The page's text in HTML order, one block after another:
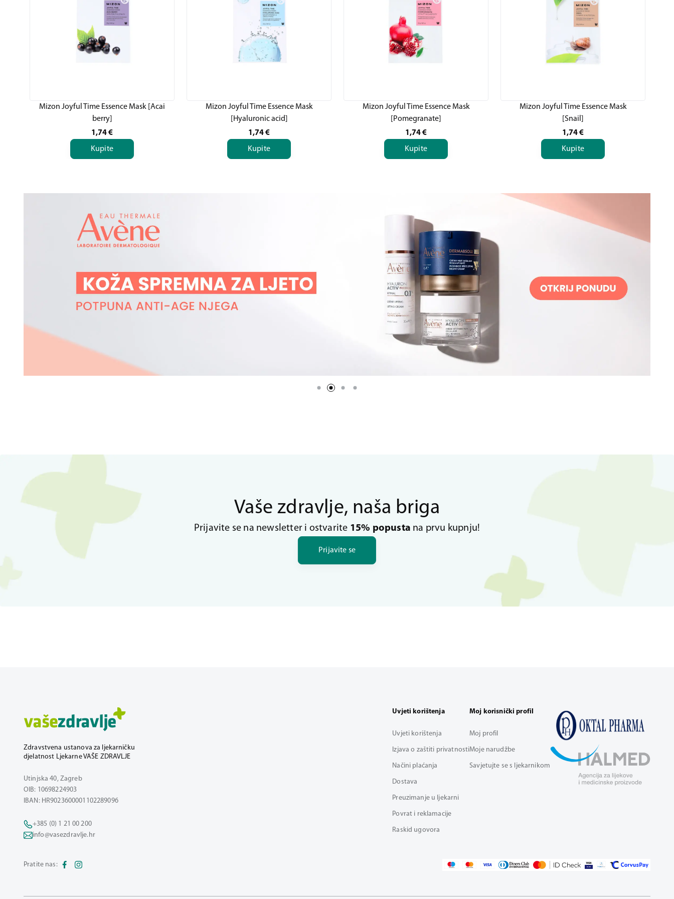
Mizon Joyful Time Essence Mask [Acai
berry]
1,74€
Kupite
Mizon Joyful Time Essence Mask
[Hyaluronic acid]
1,74€
Kupite
Mizon Joyful Time Essence Mask
[Pomegranate]
1,74€
Kupite
Mizon Joyful Time Essence Mask
[Snail]
1,74€
Kupite
Vaše zdravlje, naša briga
Prijavite se na newsletter i ostvarite 15% popusta na prvu kupnju!
Prijavite se
Zdravstvena ustanova za ljekarničku
djelatnost Ljekarne VAŠE ZDRAVLJE
Utinjska 40, Zagreb
OIB: 10698224903
IBAN: HR9023600001102289096
+385 (0) 1 21 00 200
info@vasezdravlje.hr
Uvjeti korištenja
Uvjeti korištenja
Izjava o zaštiti privatnosti
Načini plaćanja
Dostava
Preuzimanje u ljekarni
Povrat i reklamacije
Raskid ugovora
Moj korisnički profil
Moj profil
Moje narudžbe
Savjetujte se s ljekarnikom
Pratite nas: